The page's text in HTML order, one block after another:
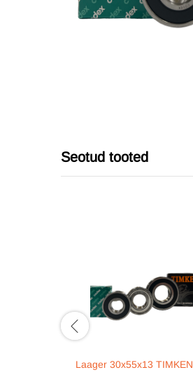
Seotud tooted
Laager 30x55x13 TIMKEN